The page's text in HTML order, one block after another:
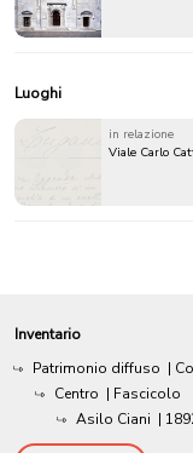
Luoghi
in relazione
Viale Carlo
Inventario
Patrimonio diffuso |
Centro | Fascicolo
Asilo Ciani |